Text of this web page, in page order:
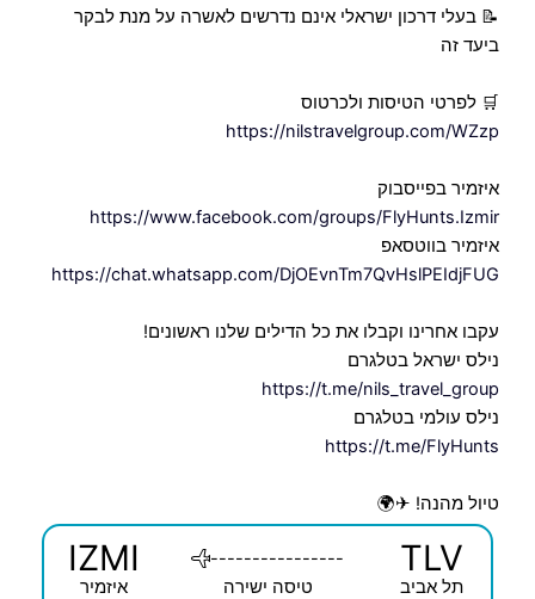
📝 בעלי דרכון ישראלי אינם נדרשים לאשרה על מנת לבקר
ביעד זה
🛒 לפרטי הטיסות ולכרטוס
https://nilstravelgroup.com/WZzp
איזמיר בפייסבוק
https://www.facebook.com/groups/FlyHunts.Izmir
איזמיר בווטסאפ
https://chat.whatsapp.com/DjOEvnTm7QvHslPEIdjFUG
עקבו אחרינו וקבלו את כל הדילים שלנו ראשונים!
נילס ישראל בטלגרם
https://t.me/nils_travel_group
נילס עולמי בטלגרם
https://t.me/FlyHunts
טיול מהנה! ✈🌍
TLV
תל אביב
----------------
טיסה ישירה
IZMI
איזמיר